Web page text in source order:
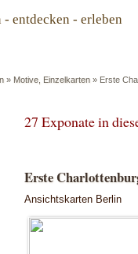
- entdecken - erleben
» Motive, Einzelkarten » Erste
27 Exponate in
Erste
Ansichtskarten Berlin